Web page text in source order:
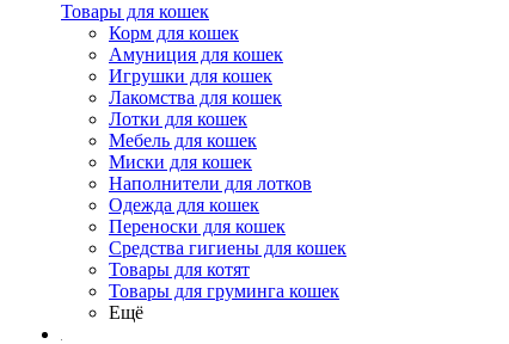
Товары для кошек
Корм для кошек
Амуниция для кошек
Игрушки для кошек
Лакомства для кошек
Лотки для кошек
Мебель для кошек
Миски для кошек
Наполнители для лотков
Одежда для кошек
Переноски для кошек
Средства гигиены для кошек
Товары для котят
Товары для груминга кошек
Ещё